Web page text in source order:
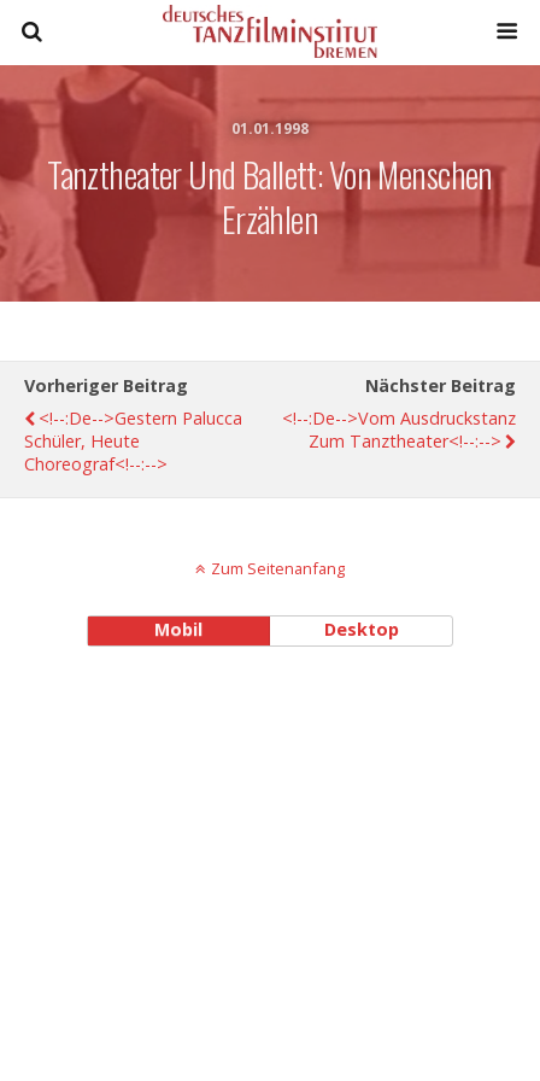
01.01.1998
Tanztheater Und Ballett: Von Menschen
Erzählen
Vorheriger Beitrag
<!--:de-->Gestern Palucca
Schüler, Heute
Choreograf<!--:-->
Nächster Beitrag
<!--:de-->Vom Ausdruckstanz
Zum Tanztheater<!--:-->
Zum Seitenanfang
Mobil Desktop